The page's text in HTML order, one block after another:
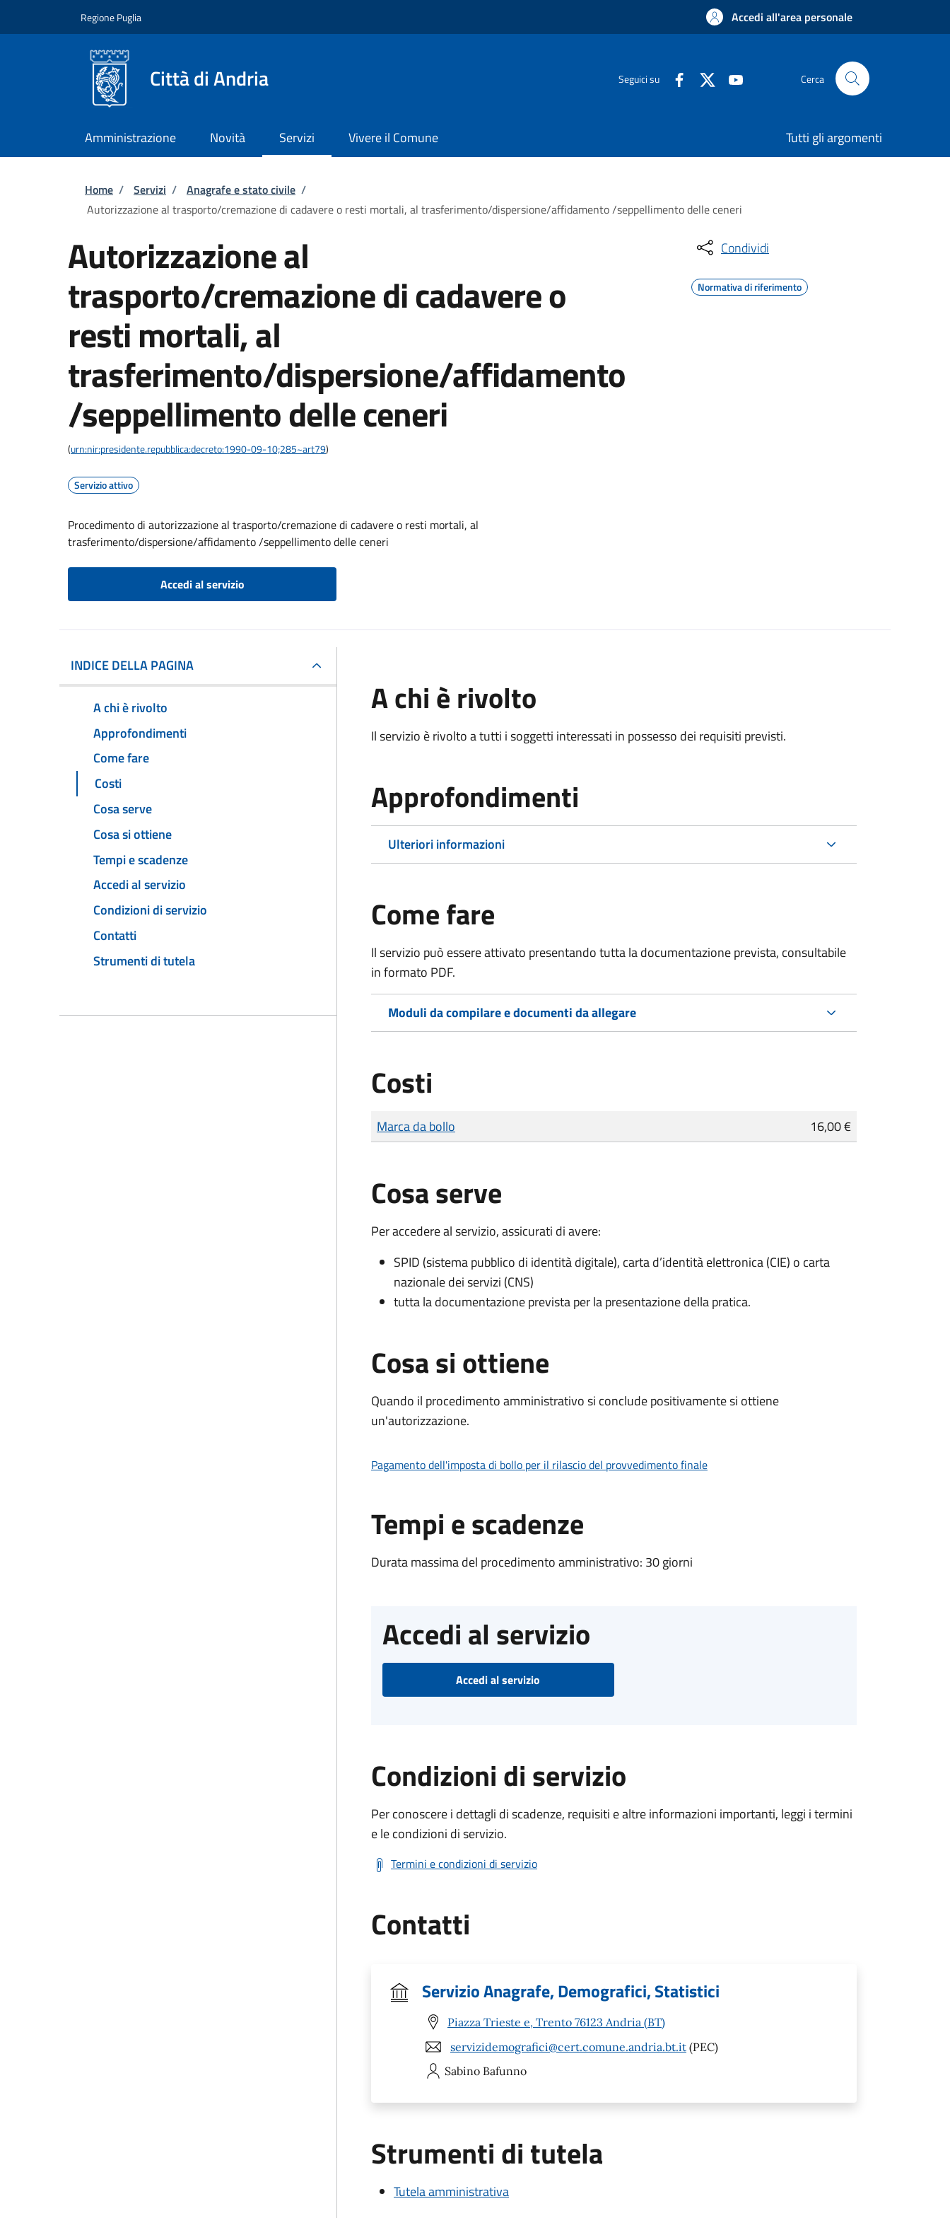
Regione Puglia Accedi all'area personale
Città di Andria Seguici su Cerca
Amministrazione Novità Servizi Vivere il Comune Tutti gli argomenti
Briciole di pane
Home / Servizi / Anagrafe e stato civile /
Autorizzazione al trasporto/cremazione di cadavere o resti mortali, al trasferimento/dispersione/affidamento /seppellimento delle ceneri
Autorizzazione al
trasporto/cremazione di cadavere o
resti mortali, al
trasferimento/dispersione/affidamento
/seppellimento delle ceneri
(urn:nir:presidente.repubblica:decreto:1990-09-10;285~art79)
Servizio attivo
Procedimento di autorizzazione al trasporto/cremazione di cadavere o resti mortali, al
trasferimento/dispersione/affidamento /seppellimento delle ceneri
Accedi al servizio
Condividi
Normativa di riferimento
INDICE DELLA PAGINA
A chi è rivolto
Approfondimenti
Come fare
Costi
Cosa serve
Cosa si ottiene
Tempi e scadenze
Accedi al servizio
Condizioni di servizio
Contatti
Strumenti di tutela
A chi è rivolto
Il servizio è rivolto a tutti i soggetti interessati in possesso dei requisiti previsti.
Approfondimenti
Ulteriori informazioni
Come fare
Il servizio può essere attivato presentando tutta la documentazione prevista, consultabile
in formato PDF.
Moduli da compilare e documenti da allegare
Costi
Tipo di pagamento
Importo
Marca da bollo 16,00 €
Cosa serve
Per accedere al servizio, assicurati di avere:
SPID (sistema pubblico di identità digitale), carta d’identità elettronica (CIE) o carta
nazionale dei servizi (CNS)
tutta la documentazione prevista per la presentazione della pratica.
Cosa si ottiene
Quando il procedimento amministrativo si conclude positivamente si ottiene
un'autorizzazione.
Pagamento dell'imposta di bollo per il rilascio del provvedimento finale
Tempi e scadenze
Durata massima del procedimento amministrativo: 30 giorni
Accedi al servizio
Accedi al servizio
Condizioni di servizio
Per conoscere i dettagli di scadenze, requisiti e altre informazioni importanti, leggi i termini
e le condizioni di servizio.
Termini e condizioni di servizio
Contatti
Servizio Anagrafe, Demografici, Statistici
Piazza Trieste e, Trento 76123 Andria (BT)
servizidemografici@cert.comune.andria.bt.it (PEC)
Sabino Bafunno
Strumenti di tutela
Tutela amministrativa